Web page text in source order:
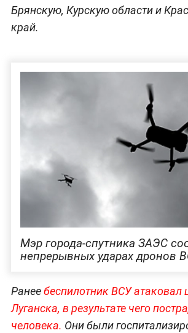
Брянскую, Курскую области и
край.
Мэр города-спутника ЗАЭС
непрерывных ударах дронов
Ранеебеспилотник ВСУ атаковал
Луганска, в результате чего
человека. Они были